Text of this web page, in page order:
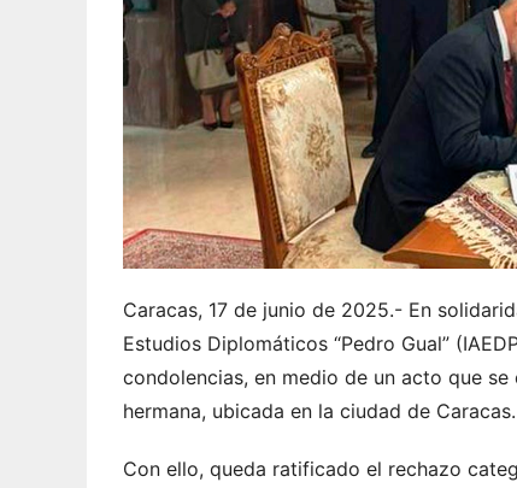
Caracas, 17 de junio de 2025.- En
Estudios Diplomáticos “Pedro Gual”
condolencias, en medio de un acto que
hermana, ubicada en la ciudad de Caracas.
Con ello, queda ratificado el rechazo